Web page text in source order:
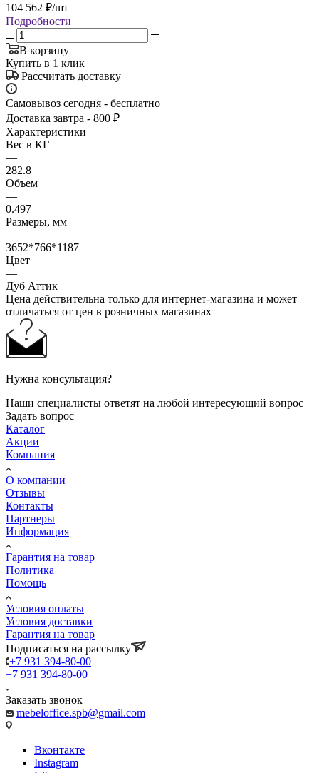
104 562 ₽/шт
Подробности
В корзину
Купить в 1 клик
Рассчитать доставку
Самовывоз сегодня - бесплатно
Доставка завтра - 800 ₽
Характеристики
Вес в КГ
—
282.8
Объем
—
0.497
Размеры, мм
—
3652*766*1187
Цвет
—
Дуб Аттик
Цена действительна только для интернет-магазина и может
отличаться от цен в розничных магазинах
Нужна консультация?
Наши специалисты ответят на любой интересующий вопрос
Задать вопрос
Каталог
Акции
Компания
О компании
Отзывы
Контакты
Партнеры
Информация
Гарантия на товар
Политика
Помощь
Условия оплаты
Условия доставки
Гарантия на товар
Подписаться на рассылку
+7 931 394-80-00
+7 931 394-80-00
Заказать звонок
mebeloffice.spb@gmail.com
Вконтакте
Instagram